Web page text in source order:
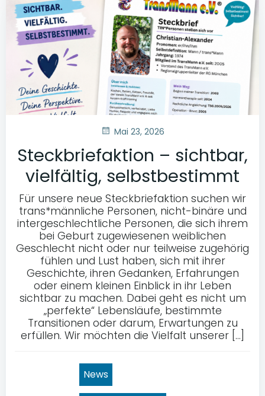
Mai 23, 2026
Steckbriefaktion – sichtbar,
vielfältig, selbstbestimmt
Für unsere neue Steckbriefaktion suchen wir
trans*männliche Personen, nicht-binäre und
intergeschlechtliche Personen, die sich ihrem
bei Geburt zugewiesenen weiblichen
Geschlecht nicht oder nur teilweise zugehörig
fühlen und Lust haben, sich mit ihrer
Geschichte, ihren Gedanken, Erfahrungen
oder einem kleinen Einblick in ihr Leben
sichtbar zu machen. Dabei geht es nicht um
„perfekte“ Lebensläufe, bestimmte
Transitionen oder darum, Erwartungen zu
erfüllen. Wir möchten die Vielfalt unserer […]
News